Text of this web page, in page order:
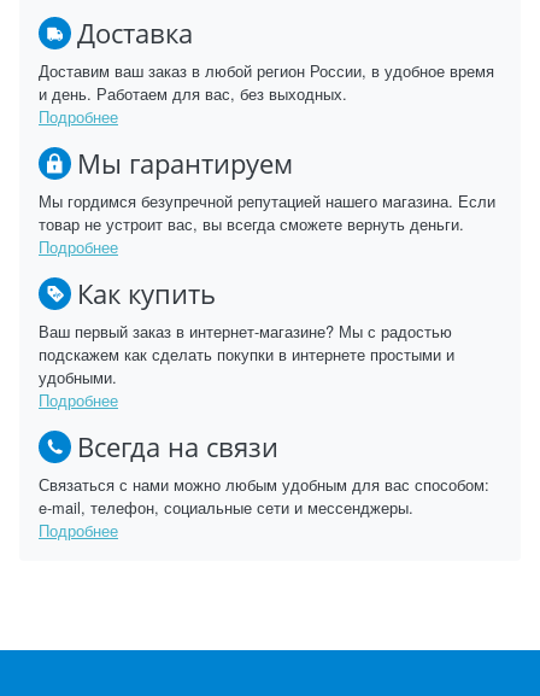
Доставка
Доставим ваш заказ в любой регион России, в удобное время
и день. Работаем для вас, без выходных.
Подробнее
Мы гарантируем
Мы гордимся безупречной репутацией нашего магазина. Если
товар не устроит вас, вы всегда сможете вернуть деньги.
Подробнее
Как купить
Ваш первый заказ в интернет-магазине? Мы с радостью
подскажем как сделать покупки в интернете простыми и
удобными.
Подробнее
Всегда на связи
Связаться с нами можно любым удобным для вас способом:
e-mail, телефон, социальные сети и мессенджеры.
Подробнее